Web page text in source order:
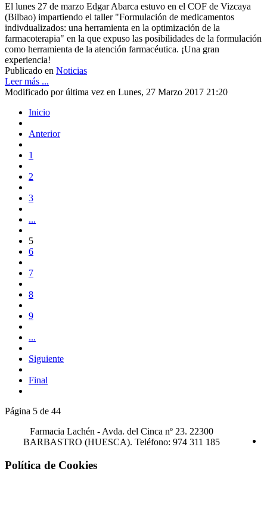
El lunes 27 de marzo Edgar Abarca estuvo en el COF de Vizcaya
(Bilbao) impartiendo el taller "Formulación de medicamentos
indivdualizados: una herramienta en la optimización de la
farmacoterapia" en la que expuso las posibilidades de la formulación
como herramienta de la atención farmacéutica. ¡Una gran
experiencia!
Publicado en Noticias
Leer más ...
Modificado por última vez en Lunes, 27 Marzo 2017 21:20
Inicio
Anterior
1
2
3
...
5
6
7
8
9
...
Siguiente
Final
Página 5 de 44
Farmacia Lachén - Avda. del Cinca nº 23. 22300
BARBASTRO (HUESCA). Teléfono: 974 311 185
Política de Cookies